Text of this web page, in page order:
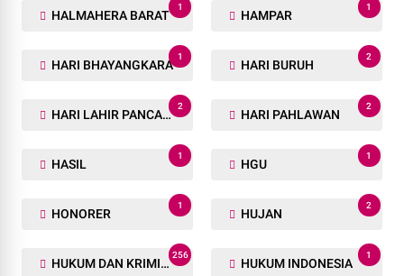
HALMAHERA BARAT
1
HAMPAR
1
HARI BHAYANGKARA
1
HARI BURUH
2
HARI LAHIR PANCASILA
2
HARI PAHLAWAN
2
HASIL
1
HGU
1
HONORER
1
HUJAN
2
HUKUM DAN KRIMINAL
256
HUKUM INDONESIA
1